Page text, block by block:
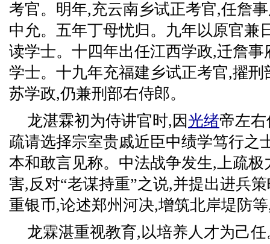
考官。明年,充云南乡试正考官,任詹
中允。五年丁母忧归。九年以原官兼
读学士。十四年出任江西学政,迁詹
学士。十九年充福建乡试正考官,擢
苏学政,仍兼刑部右侍郎。
龙湛霖初为侍讲官时,因光绪帝左
疏请选择宗室贵戚近臣中绩学笃行之
本和敢言见称。中法战争发生,上疏
害,反对“老谋持重”之说,并提出进兵
重银币,论述郑州河决,增筑北岸堤防
龙霖湛重视教育,以培养人才为己